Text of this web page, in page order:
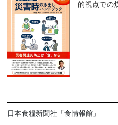
的視点での
日本食糧新聞社「食情報館」